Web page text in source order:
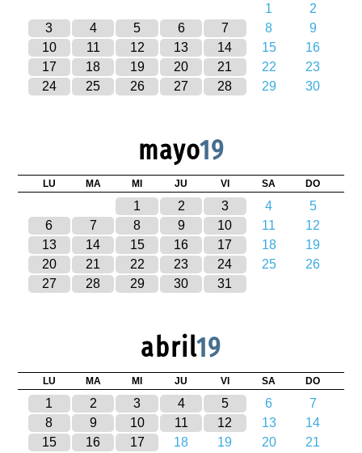
1
2
3
4 5 6 7 8
9
10
11 12 13 14 15
16
17
18 19 20 21 22
23
24
25 26 27 28 29 30
mayo19
LU MA MI JU VI SA DO
1 2 3 4
5
6
7 8 9 10 11
12
13
14 15 16 17 18
19
20
21 22 23 24 25
26
27
28 29 30 31
abril19
LU MA MI JU VI SA DO
1 2 3 4 5 6
7
8
9 10 11 12 13
14
15
16 17 18 19 20
21